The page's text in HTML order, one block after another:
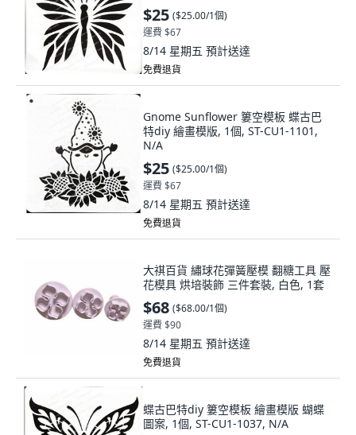
$25 ($25.00/1個)
運費 $67
8/14 星期五 預計送達
免費退貨
Gnome Sunflower 簍空模板 蝶古巴
特diy 繪畫模版, 1個, ST-CU1-1101,
N/A
$25 ($25.00/1個)
運費 $67
8/14 星期五 預計送達
免費退貨
大祺百貨 繡球花彈簧壓模 翻糖工具 壓
花模具 烘培裝飾 三件套裝, 白色, 1套
$68 ($68.00/1個)
運費 $90
8/14 星期五 預計送達
免費退貨
蝶古巴特diy 簍空模板 繪畫模版 蝴蝶
圖案, 1個, ST-CU1-1037, N/A